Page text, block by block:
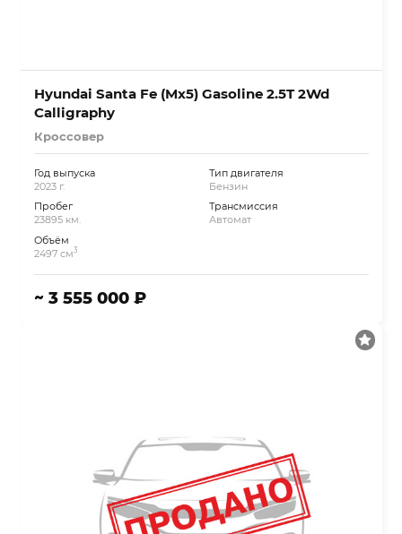
Hyundai Santa Fe (Mx5) Gasoline 2.5T 2Wd
Calligraphy
Кроссовер
Год выпуска
2023 г.
Пробег
23895 км.
Объём
2497 см3
Тип двигателя
Бензин
Трансмиссия
Автомат
~ 3 555 000 ₽